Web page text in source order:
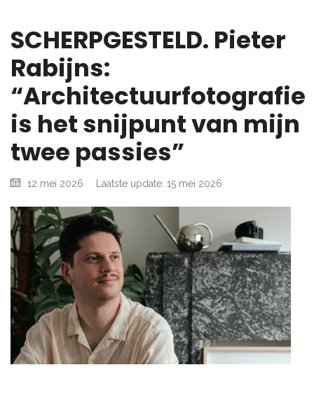
SCHERPGESTELD. Pieter
Rabijns:
“Architectuurfotografie
is het snijpunt van mijn
twee passies”
12 mei 2026 Laatste update: 15 mei 2026